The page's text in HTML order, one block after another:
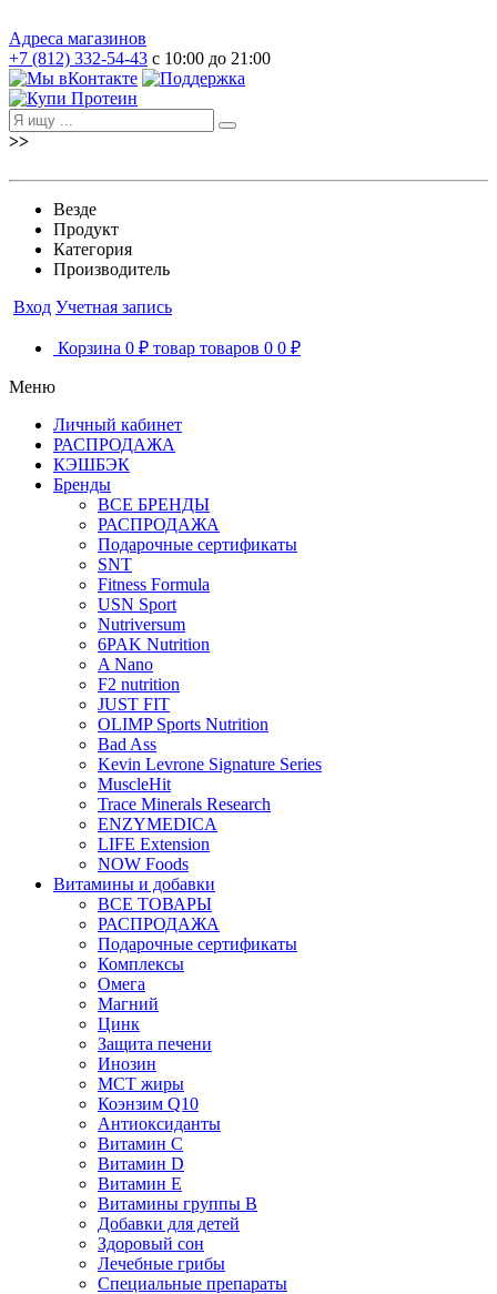
Адреса магазинов
+7 (812) 332-54-43 с 10:00 до 21:00
>>
Везде
Продукт
Категория
Производитель
Вход Учетная запись
Корзина 0 ₽ товар товаров 0 0 ₽
Меню
Личный кабинет
РАСПРОДАЖА
КЭШБЭК
Бренды
ВСЕ БРЕНДЫ
РАСПРОДАЖА
Подарочные сертификаты
SNT
Fitness Formula
USN Sport
Nutriversum
6PAK Nutrition
A Nano
F2 nutrition
JUST FIT
OLIMP Sports Nutrition
Bad Ass
Kevin Levrone Signature Series
MuscleHit
Trace Minerals Research
ENZYMEDICA
LIFE Extension
NOW Foods
Витамины и добавки
ВСЕ ТОВАРЫ
РАСПРОДАЖА
Подарочные сертификаты
Комплексы
Омега
Магний
Цинк
Защита печени
Инозин
МСТ жиры
Коэнзим Q10
Антиоксиданты
Витамин С
Витамин D
Витамин Е
Витамины группы B
Добавки для детей
Здоровый сон
Лечебные грибы
Специальные препараты